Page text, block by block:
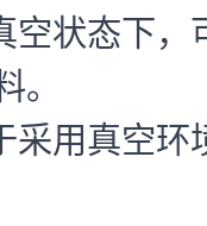
空状态下，
。
采用真空环